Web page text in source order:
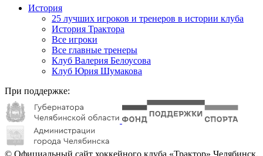
История
25 лучших игроков и тренеров в истории клуба
История Трактора
Все игроки
Все главные тренеры
Клуб Валерия Белоусова
Клуб Юрия Шумакова
При поддержке:
© Официальный сайт хоккейного клуба «Трактор» Челябинск.